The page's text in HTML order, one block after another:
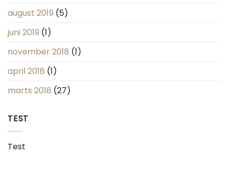
august 2019 (5)
juni 2019 (1)
november 2018 (1)
april 2018 (1)
marts 2018 (27)
TEST
Test